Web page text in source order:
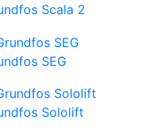
Scala 2
SEG
Sololift